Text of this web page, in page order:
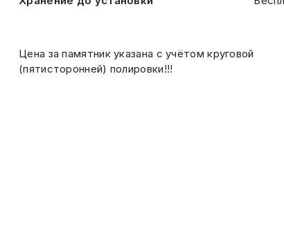
Цена за памятник указана с учётом круговой
(пятисторонней) полировки!!!